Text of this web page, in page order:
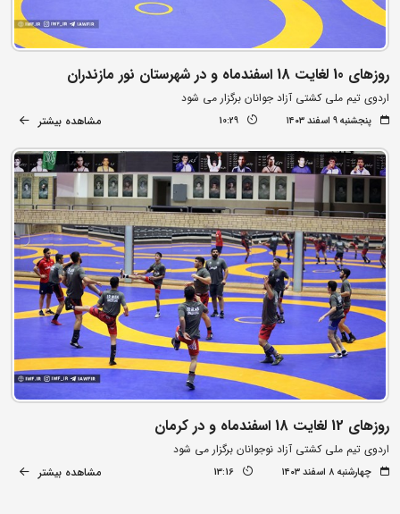
روزهای 10 لغایت 18 اسفندماه و در شهرستان نور مازندران
اردوی تیم ملی کشتی آزاد جوانان برگزار می شود
پنجشنبه ۹ اسفند ۱۴۰۳ 10:29 مشاهده بیشتر
روزهای 12 لغایت 18 اسفندماه و در کرمان
اردوی تیم ملی کشتی آزاد نوجوانان برگزار می شود
چهارشنبه ۸ اسفند ۱۴۰۳ 13:16 مشاهده بیشتر